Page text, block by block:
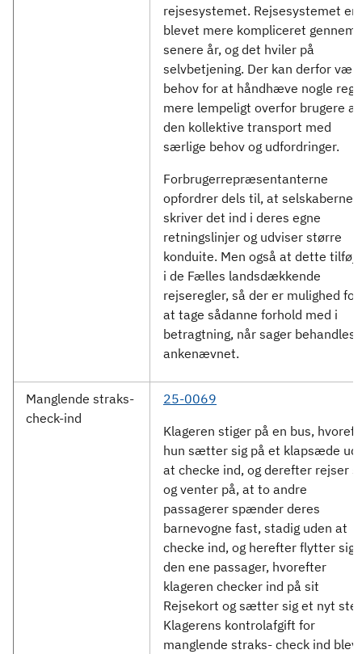
rejsesystemet. Rejsesystemet er
blevet mere kompliceret gennem
senere år, og det hviler på
selvbetjening. Der kan derfor
behov for at håndhæve nogle
mere lempeligt overfor brugere af
den kollektive transport med
særlige behov og udfordringer.
Forbrugerrepræsentanterne
opfordrer dels til, at selskaberne
skriver det ind i deres egne
retningslinjer og udviser større
konduite. Men også at dette
i de Fælles landsdækkende
rejseregler, så der er mulighed for
at tage sådanne forhold med i
betragtning, når sager behandles i
ankenævnet.
Manglende straks-
check-ind
25-0069
Klageren stiger på en bus,
hun sætter sig på et klapsæde
at checke ind, og derefter rejser
og venter på, at to andre
passagerer spænder deres
barnevogne fast, stadig uden at
checke ind, og herefter flytter sig
den ene passager, hvorefter
klageren checker ind på sit
Rejsekort og sætter sig et nyt
Klagerens kontrolafgift for
manglende straks- check ind blev